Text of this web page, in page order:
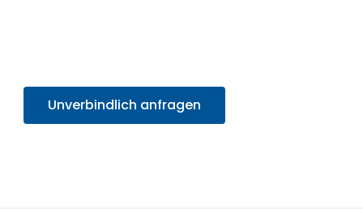
Unverbindlich anfragen